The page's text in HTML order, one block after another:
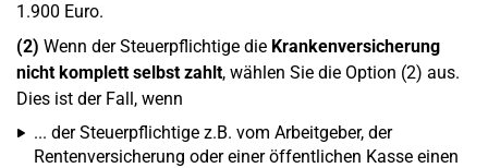
1.900 Euro.
(2) Wenn der Steuerpflichtige die Krankenversicherung
nicht komplett selbst zahlt, wählen Sie die Option (2) aus.
Dies ist der Fall, wenn
... der Steuerpflichtige z.B. vom Arbeitgeber, der
Rentenversicherung oder einer öffentlichen Kasse einen